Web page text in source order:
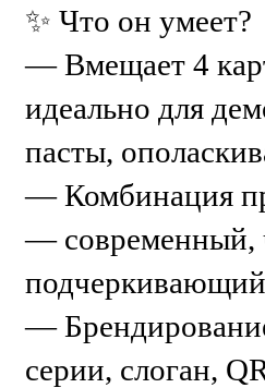
✨ Что он умеет?
— Вмещает 4
идеально для
пасты,
— Комбинация
— современный,
подчеркивающий
—
серии, слоган,